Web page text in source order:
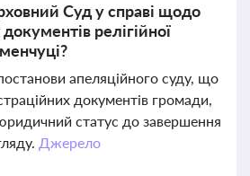
Суд у справі щодо
релігійної
апеляційного суду, що
документів громади,
статус до завершення
Джерело